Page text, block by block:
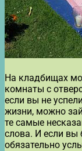
На кладбищах
комнаты с
если вы не
жизни, можно
те самые
слова. И если вы
обязательно